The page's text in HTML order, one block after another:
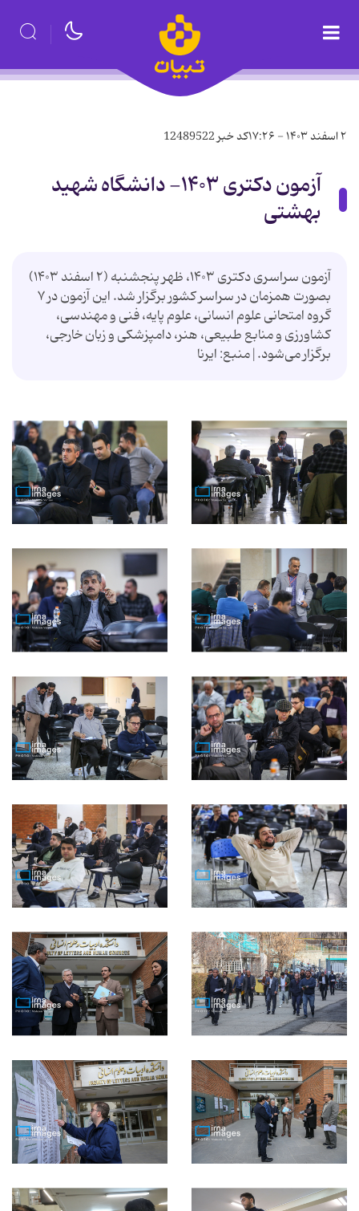
۲ اسفند ۱۴۰۳ - ۱۷:۲۶ کد خبر 12489522
آزمون دکتری ۱۴۰۳- دانشگاه شهید
بهشتی
آزمون سراسری دکتری ۱۴۰۳، ظهر پنجشنبه (۲ اسفند ۱۴۰۳)
بصورت همزمان در سراسر کشور برگزار شد. این آزمون در ۷
گروه امتحانی علوم انسانی، علوم پایه، فنی و مهندسی،
کشاورزی و منابع طبیعی، هنر، دامپزشکی و زبان خارجی،
برگزار می‌شود.|منبع: ایرنا